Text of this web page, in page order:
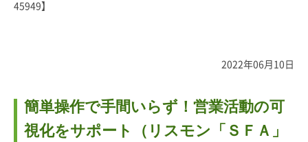
45949】
2022年06月10日
簡単操作で手間いらず！営業活動の可
視化をサポート（リスモン「ＳＦＡ」